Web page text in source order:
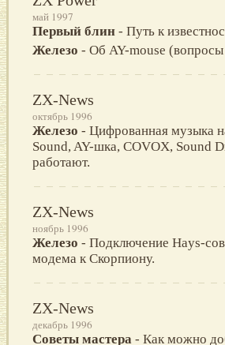
май 1997
Первый блин - Путь к
Железо - Об AY-mouse (вопросы
ZX-News
октябрь 1996
Железо - Цифрованная музыка
Sound, AY-шка, COVOX, Sound
работают.
ZX-News
ноябрь 1996
Железо - Подключение Hays-
модема к Скорпиону.
ZX-News
декабрь 1996
Советы мастера - Как можно